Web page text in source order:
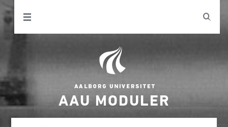
AAU MODULER